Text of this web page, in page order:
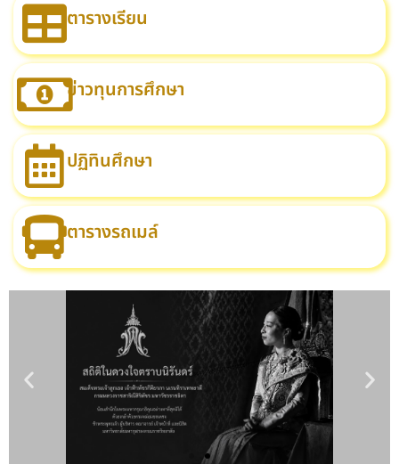
ตารางเรียน
ข่าวทุนการศึกษา
ปฏิทินศึกษา
ตารางรถเมล์